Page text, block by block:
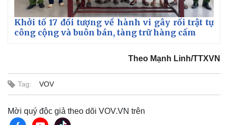
Khởi tố 17 đối tượng về hành vi gây rối trật tự
công cộng và buôn bán, tàng trữ hàng cấm
Theo Mạnh Linh/TTXVN
Tag: VOV
Mời quý độc giả theo dõi VOV.VN trên